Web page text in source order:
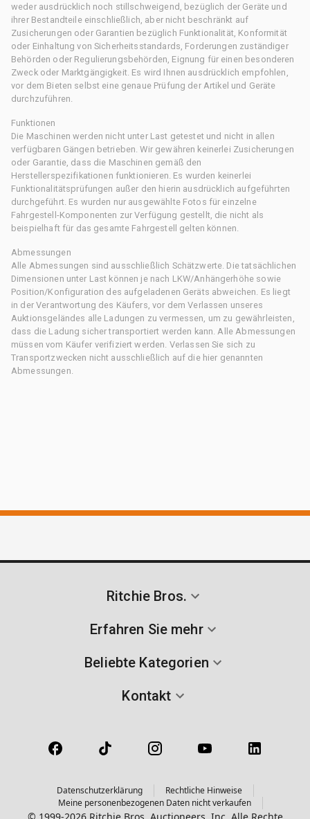
weder ausdrücklich noch stillschweigend, bezüglich der Geräte und
ihrer Bestandteile einschließlich, aber nicht beschränkt auf
Zusicherungen oder Garantien bezüglich Funktionalität, Konformität
oder Einhaltung von Sicherheitsstandards, Forderungen zuständiger
Behörden oder Regulierungsbehörden, Eignung für einen besonderen
Zweck oder Marktgängigkeit. Es wird Ihnen ausdrücklich empfohlen,
vor dem Bieten selbst eine genaue Prüfung der Artikel und Geräte
durchzuführen.
Funktionen
Die Maschinen werden nicht unter Last getestet und nicht in allen
verfügbaren Gängen betrieben. Wir gewähren keinerlei Zusicherungen
oder Garantie, dass die Maschinen gemäß den
Herstellerspezifikationen funktionieren. Es wurden keinerlei
Funktionalitätsprüfungen außer den hierin ausdrücklich aufgeführten
durchgeführt. Es wurden nur ausgewählte Fotos für einzelne
Fahrgestell-Komponenten zur Verfügung gestellt, die nicht als
beispielhaft für das gesamte Fahrgestell gelten können.
Abmessungen
Alle Abmessungen sind ausschließlich Schätzwerte. Die tatsächlichen
Dimensionen unter Last können je nach LKW/Anhängerhöhe sowie
Position/Konfiguration des aufgeladenen Geräts abweichen. Es liegt
in der Verantwortung des Käufers, vor dem Verlassen unseres
Auktionsgeländes alle Ladungen zu vermessen, um zu gewährleisten,
dass die Ladung sicher transportiert werden kann. Alle Abmessungen
müssen vom Käufer verifiziert werden. Verlassen Sie sich zu
Transportzwecken nicht ausschließlich auf die hier genannten
Abmessungen.
Ritchie Bros.
Erfahren Sie mehr
Beliebte Kategorien
Kontakt
Datenschutzerklärung
Rechtliche Hinweise
Meine personenbezogenen Daten nicht verkaufen